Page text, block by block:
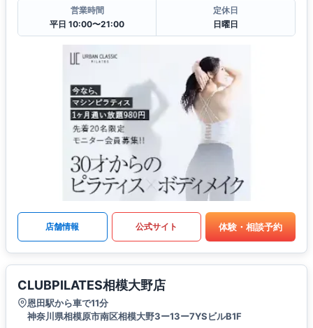
営業時間
平日 10:00〜21:00
定休日
日曜日
店舗情報 公式サイト 体験・相談予約
CLUBPILATES相模大野店
恩田駅から車で11分
神奈川県相模原市南区相模大野3ー13ー7YSビルB1F